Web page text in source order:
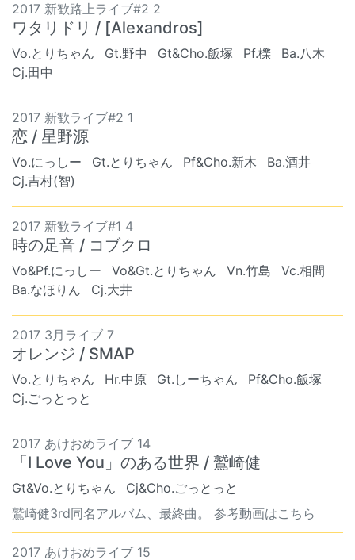
2017 新歓路上ライブ#2 2
ワタリドリ / [Alexandros]
Vo.とりちゃん Gt.野中 Gt&Cho.飯塚 Pf.櫟
Ba.八木
Cj.田中
2017 新歓ライブ#2 1
恋 / 星野源
Vo.にっしー Gt.とりちゃん Pf&Cho.新木
Ba.酒井
Cj.吉村(智)
2017 新歓ライブ#1 4
時の足音 / コブクロ
Vo&Pf.にっしー Vo&Gt.とりちゃん Vn.竹島
Vc.相間
Ba.なほりん
Cj.大井
2017 3月ライブ 7
オレンジ / SMAP
Vo.とりちゃん Hr.中原 Gt.しーちゃん
Pf&Cho.飯塚
Cj.ごっとっと
2017 あけおめライブ 14
「I Love You」のある世界 / 鷲崎健
Gt&Vo.とりちゃん
Cj&Cho.ごっとっと
鷲崎健3rd同名アルバム、最終曲。 参考動画はこちら
2017 あけおめライブ 15